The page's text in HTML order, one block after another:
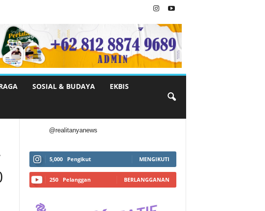
SOSIAL & BUDAYA EKBIS
@realitanyanews
5,000 Pengikut MENGIKUTI
250 Pelanggan BERLANGGANAN